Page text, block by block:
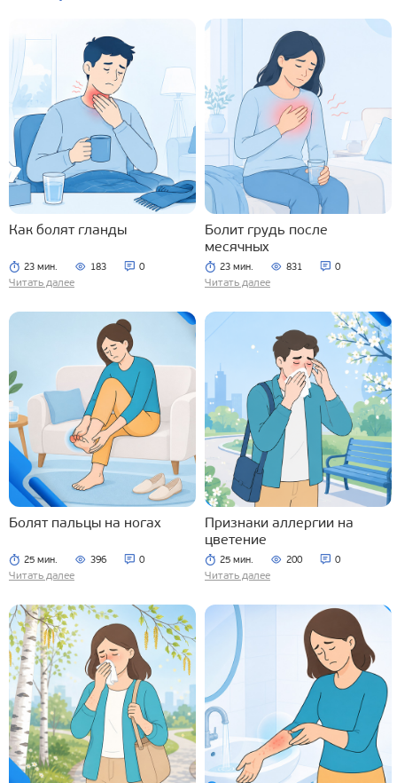
Как болят гланды
23 мин. 183 0
Читать далее
Болит грудь после
месячных
23 мин. 831 0
Читать далее
Болят пальцы на ногах
25 мин. 396 0
Читать далее
Признаки аллергии на
цветение
25 мин. 200 0
Читать далее